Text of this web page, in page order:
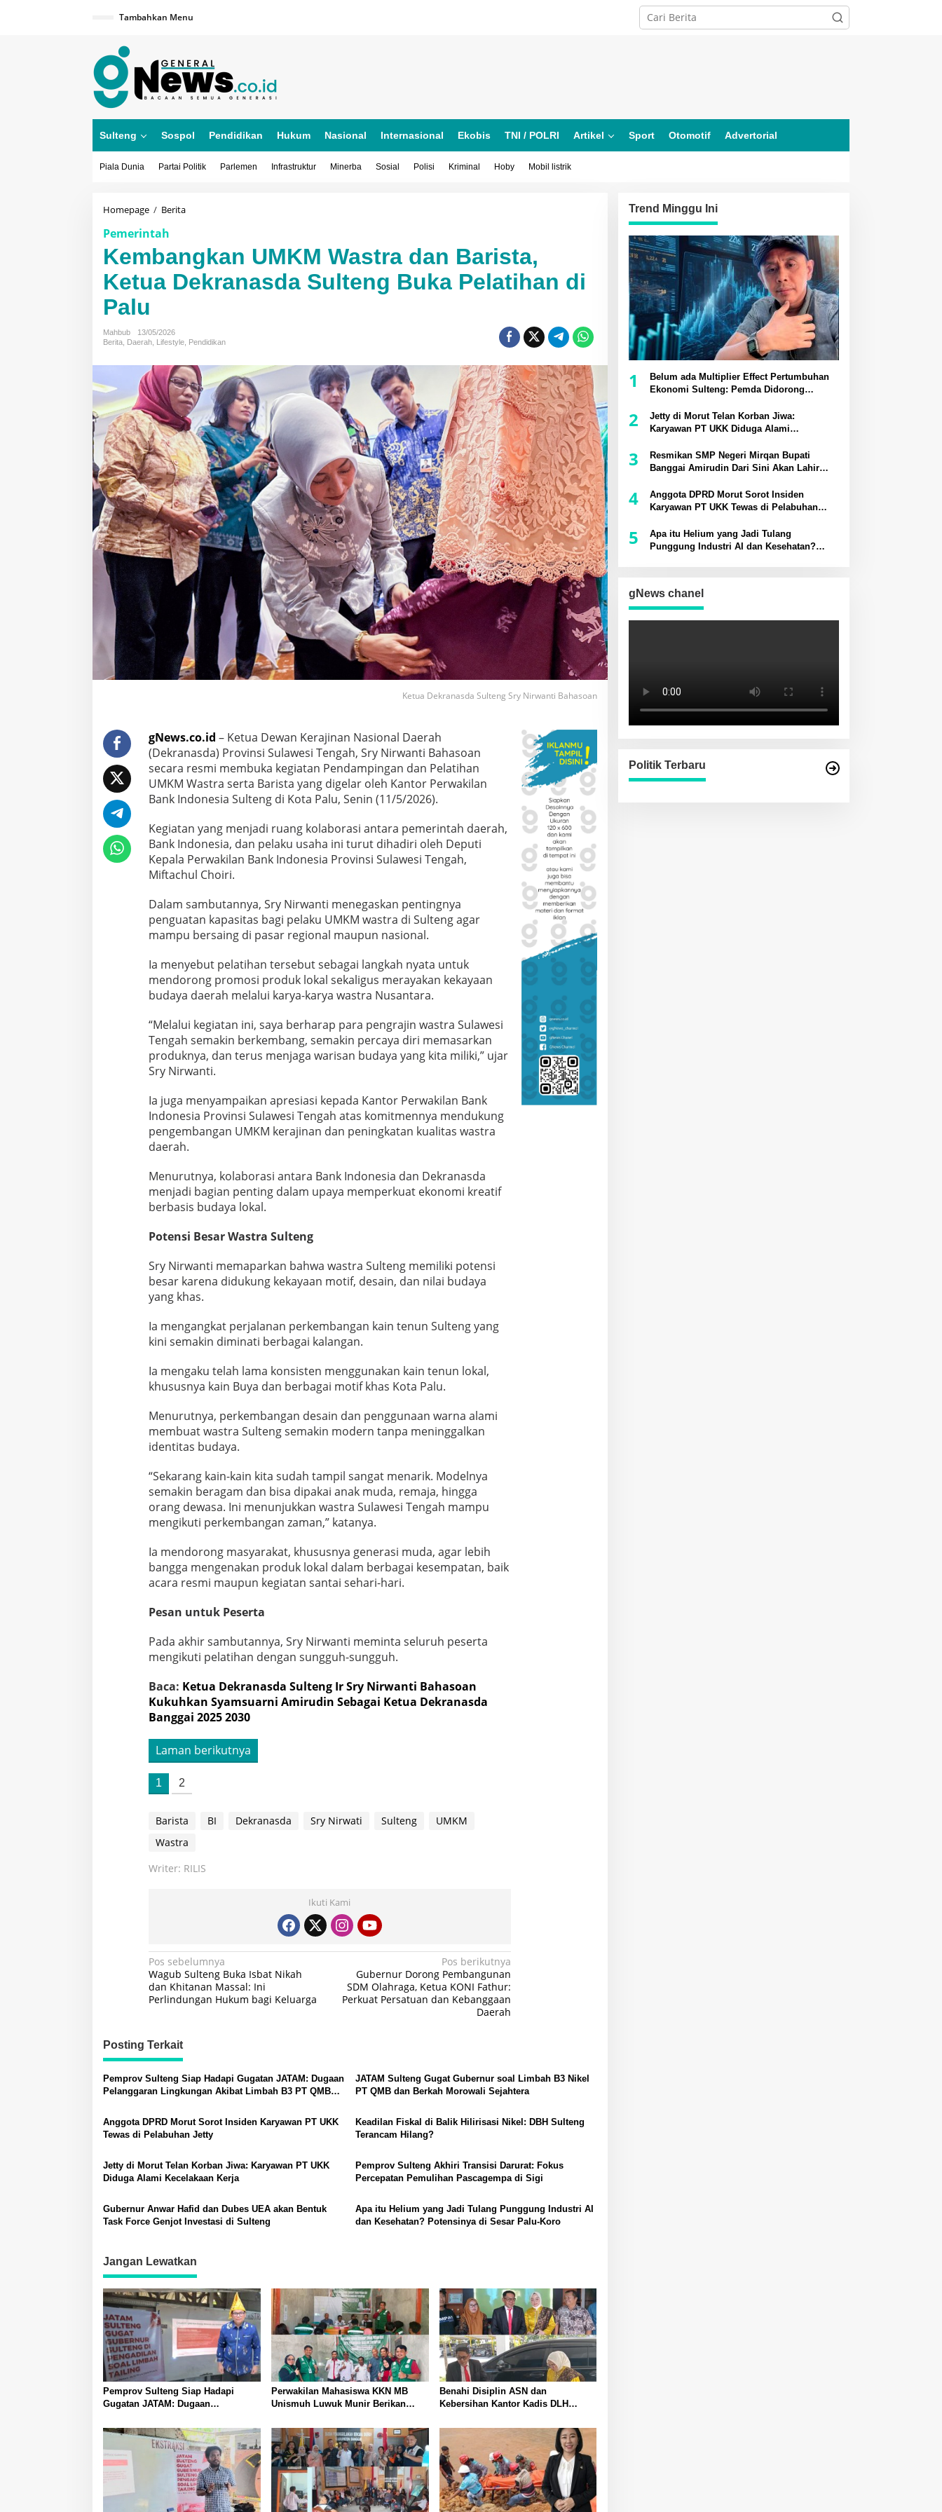
Tambahkan Menu
Sulteng Sospol Pendidikan Hukum Nasional Internasional Ekobis TNI / POLRI Artikel Sport Otomotif Advertorial
Piala Dunia Partai Politik Parlemen Infrastruktur Minerba Sosial Polisi Kriminal Hoby Mobil listrik
Homepage / BeritaKembangkan
Barista,
Ketua
Dekranasda
Palu
Pemerintah
Kembangkan UMKM Wastra dan Barista,
Ketua Dekranasda Sulteng Buka Pelatihan di
Palu
Mahbub
13/05/2026
Berita Daerah Lifestyle Pendidikan
Ketua Dekranasda Sulteng Sry Nirwanti Bahasoan
gNews.co.id – Ketua Dewan Kerajinan Nasional Daerah
(Dekranasda) Provinsi Sulawesi Tengah, Sry Nirwanti Bahasoan
secara resmi membuka kegiatan Pendampingan dan Pelatihan
UMKM Wastra serta Barista yang digelar oleh Kantor Perwakilan
Bank Indonesia Sulteng di Kota Palu, Senin (11/5/2026).
Kegiatan yang menjadi ruang kolaborasi antara pemerintah daerah,
Bank Indonesia, dan pelaku usaha ini turut dihadiri oleh Deputi
Kepala Perwakilan Bank Indonesia Provinsi Sulawesi Tengah,
Miftachul Choiri.
Dalam sambutannya, Sry Nirwanti menegaskan pentingnya
penguatan kapasitas bagi pelaku UMKM wastra di Sulteng agar
mampu bersaing di pasar regional maupun nasional.
Ia menyebut pelatihan tersebut sebagai langkah nyata untuk
mendorong promosi produk lokal sekaligus merayakan kekayaan
budaya daerah melalui karya-karya wastra Nusantara.
“Melalui kegiatan ini, saya berharap para pengrajin wastra Sulawesi
Tengah semakin berkembang, semakin percaya diri memasarkan
produknya, dan terus menjaga warisan budaya yang kita miliki,” ujar
Sry Nirwanti.
Ia juga menyampaikan apresiasi kepada Kantor Perwakilan Bank
Indonesia Provinsi Sulawesi Tengah atas komitmennya mendukung
pengembangan UMKM kerajinan dan peningkatan kualitas wastra
daerah.
Menurutnya, kolaborasi antara Bank Indonesia dan Dekranasda
menjadi bagian penting dalam upaya memperkuat ekonomi kreatif
berbasis budaya lokal.
Potensi Besar Wastra Sulteng
Sry Nirwanti memaparkan bahwa wastra Sulteng memiliki potensi
besar karena didukung kekayaan motif, desain, dan nilai budaya
yang khas.
Ia mengangkat perjalanan perkembangan kain tenun Sulteng yang
kini semakin diminati berbagai kalangan.
Ia mengaku telah lama konsisten menggunakan kain tenun lokal,
khususnya kain Buya dan berbagai motif khas Kota Palu.
Menurutnya, perkembangan desain dan penggunaan warna alami
membuat wastra Sulteng semakin modern tanpa meninggalkan
identitas budaya.
“Sekarang kain-kain kita sudah tampil sangat menarik. Modelnya
semakin beragam dan bisa dipakai anak muda, remaja, hingga
orang dewasa. Ini menunjukkan wastra Sulawesi Tengah mampu
mengikuti perkembangan zaman,” katanya.
Ia mendorong masyarakat, khususnya generasi muda, agar lebih
bangga mengenakan produk lokal dalam berbagai kesempatan, baik
acara resmi maupun kegiatan santai sehari-hari.
Pesan untuk Peserta
Pada akhir sambutannya, Sry Nirwanti meminta seluruh peserta
mengikuti pelatihan dengan sungguh-sungguh.
Baca: Ketua Dekranasda Sulteng Ir Sry Nirwanti Bahasoan
Kukuhkan Syamsuarni Amirudin Sebagai Ketua Dekranasda
Banggai 2025 2030
Laman berikutnya
1 2
Barista BI Dekranasda Sry Nirwati Sulteng
UMKM
Wastra
Writer: RILIS
Ikuti Kami
Navigasi
pos
Pos sebelumnya
Wagub Sulteng Buka Isbat Nikah
dan Khitanan Massal: Ini
Perlindungan Hukum bagi Keluarga
Pos berikutnya
Gubernur Dorong Pembangunan
SDM Olahraga, Ketua KONI Fathur:
Perkuat Persatuan dan Kebanggaan
Daerah
Posting Terkait
Pemprov Sulteng Siap Hadapi Gugatan JATAM: Dugaan
Pelanggaran Lingkungan Akibat Limbah B3 PT QMB
JATAM Sulteng Gugat Gubernur soal Limbah B3 Nikel
PT QMB dan Berkah Morowali Sejahtera
Anggota DPRD Morut Sorot Insiden Karyawan PT UKK
Tewas di Pelabuhan Jetty
Keadilan Fiskal di Balik Hilirisasi Nikel: DBH Sulteng
Terancam Hilang?
Jetty di Morut Telan Korban Jiwa: Karyawan PT UKK
Diduga Alami Kecelakaan Kerja
Pemprov Sulteng Akhiri Transisi Darurat: Fokus
Percepatan Pemulihan Pascagempa di Sigi
Gubernur Anwar Hafid dan Dubes UEA akan Bentuk
Task Force Genjot Investasi di Sulteng
Apa itu Helium yang Jadi Tulang Punggung Industri AI
dan Kesehatan? Potensinya di Sesar Palu-Koro
Jangan Lewatkan
Pemprov Sulteng Siap Hadapi
Gugatan JATAM: Dugaan
Limbah B3 PT QMB dan Berkah
Morowali Sejahtera
Perwakilan Mahasiswa KKN MB
Unismuh Luwuk Munir Berikan
Tingkatkan Kesadaran Hukum
Masyarakat
Benahi Disiplin ASN dan
Kebersihan Kantor Kadis DLH
Siapkan Nomor Unit Reaksi Cepat
Penanganan Sampah
Trend Minggu Ini
1
Belum ada Multiplier Effect Pertumbuhan
Ekonomi Sulteng: Pemda Didorong
2
Jetty di Morut Telan Korban Jiwa:
Karyawan PT UKK Diduga Alami
3
Resmikan SMP Negeri Mirqan Bupati
Banggai Amirudin Dari Sini Akan Lahir
Daerah
4
Anggota DPRD Morut Sorot Insiden
Karyawan PT UKK Tewas di Pelabuhan
5
Apa itu Helium yang Jadi Tulang
Punggung Industri AI dan Kesehatan?
gNews chanel
Politik Terbaru